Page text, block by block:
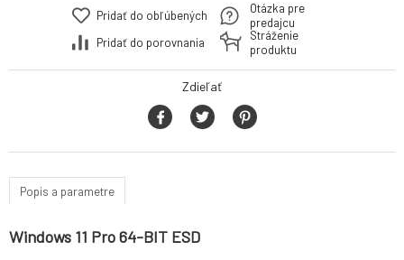
Pridať do obľúbených
Pridať do porovnania
Otázka pre
predajcu
Stráženie
produktu
Zdieľať
Popis a parametre
Windows 11 Pro 64-BIT ESD